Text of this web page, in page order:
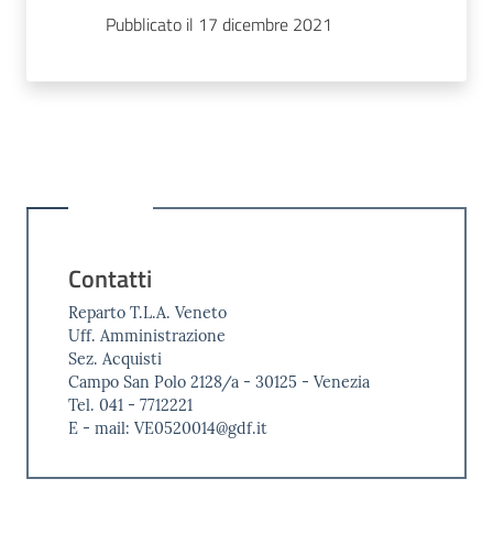
Pubblicato il 17 dicembre 2021
Contatti
Reparto T.L.A. Veneto
Uff. Amministrazione
Sez. Acquisti
Campo San Polo 2128/a - 30125 - Venezia
Tel. 041 - 7712221
E - mail: VE0520014@gdf.it